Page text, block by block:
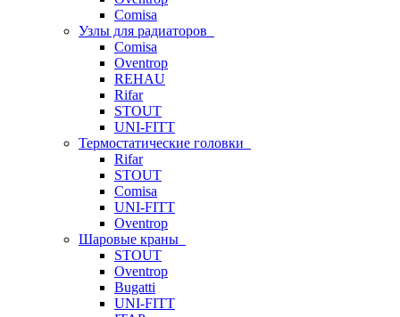
Comisa
Узлы для радиаторов
Comisa
Oventrop
REHAU
Rifar
STOUT
UNI-FITT
Термостатические головки
Rifar
STOUT
Comisa
UNI-FITT
Oventrop
Шаровые краны
STOUT
Oventrop
Bugatti
UNI-FITT